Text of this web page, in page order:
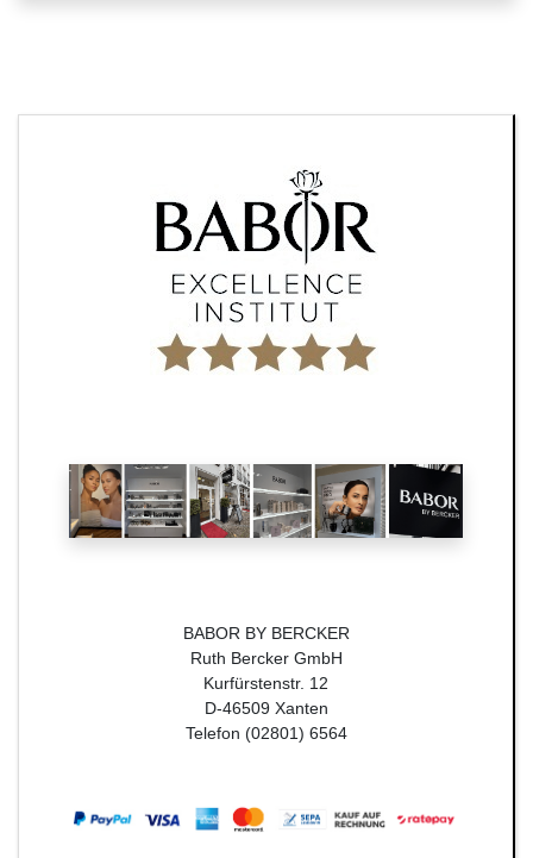
BABOR BY BERCKER
Ruth Bercker GmbH
Kurfürstenstr. 12
D-46509 Xanten
Telefon (02801) 6564